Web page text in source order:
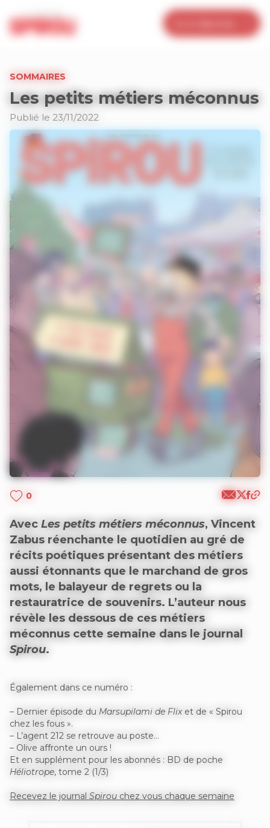
SOMMAIRES
Les petits métiers méconnus
Publié le 23/11/2022
0
Avec Les petits métiers méconnus, Vincent
Zabus réenchante le quotidien au gré de
récits poétiques présentant des métiers
aussi étonnants que le marchand de gros
mots, le balayeur de regrets ou la
restauratrice de souvenirs. L’auteur nous
révèle les dessous de ces métiers
méconnus cette semaine dans le journal
Spirou.
Également dans ce numéro :
– Dernier épisode du Marsupilami de Flixet de « Spirou
chez les fous ».
– L’agent 212 se retrouve au poste…
– Olive affronte un ours !
Et en supplément pour les abonnés : BD de poche
Héliotrope, tome 2 (1/3)
Recevez le journal Spirou chez vous chaque semaine